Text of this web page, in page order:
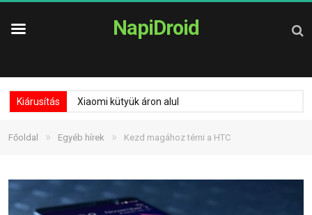
NapiDroid
Kiárusítás Xiaomi kütyük áron alul
Főoldal » Egyéb hírek » Kezd magához térni a HTC